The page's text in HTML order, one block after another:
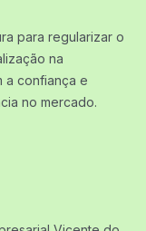
para regularizar o
na
a confiança e
no mercado.